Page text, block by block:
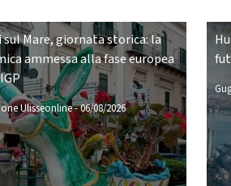
sul Mare, giornata storica: la
ammessa alla fase europea
Ulisseonline-06/08/2026